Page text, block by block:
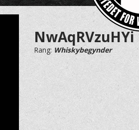
NwAqRVzuHYi
Rang: Whiskybegynder